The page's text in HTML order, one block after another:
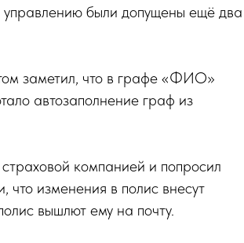
были допущены ещё два
заметил, что в графе «ФИО»
автозаполнение граф из
компанией и попросил
что изменения в полис внесут
вышлют ему на почту.